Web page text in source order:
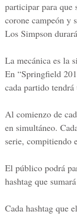
participar para que
corone campeón y
Los Simpson
La mecánica es la
En “Springfield
cada partido
Al comienzo de
en simultáneo.
serie, compitiendo
El público podrá
hashtag que
Cada hashtag que